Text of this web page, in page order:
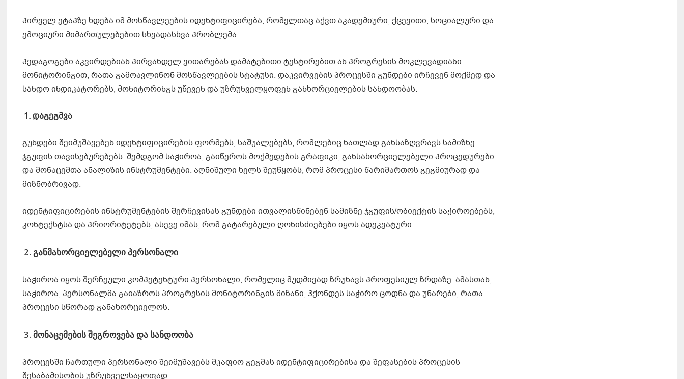
პირველ ეტაპზე ხდება იმ მოსწავლეების იდენტიფიცირება, რომელთაც აქვთ აკადემიური, ქცევითი, სოციალური და
ემოციური მიმართულებებით სხვადასხვა პრობლემა.
პედაგოგები აკვირდებიან პირვანდელ ვითარებას დამატებითი ტესტირებით ან პროგრესის მოკლევადიანი
მონიტორინგით, რათა გამოავლინონ მოსწავლეების სტატუსი. დაკვირვების პროცესში გუნდები ირჩევენ მოქმედ და
სანდო ინდიკატორებს, მონიტორინგს უწევენ და უზრუნველყოფენ განხორციელების სანდოობას.
1.დაგეგმვა
გუნდები შეიმუშავებენ იდენტიფიცირების ფორმებს, საშუალებებს, რომლებიც ნათლად განსაზღვრავს სამიზნე
ჯგუფის თავისებურებებს. შემდგომ საჭიროა, გაიწეროს მოქმედების გრაფიკი, განსახორციელებელი პროცედურები
და მონაცემთა ანალიზის ინსტრუმენტები. აღნიშული ხელს შეუწყობს, რომ პროცესი წარიმართოს გეგმიურად და
მიზნობრივად.
იდენტიფიცირების ინსტრუმენტების შერჩევისას გუნდები ითვალისწინებენ სამიზნე ჯგუფის/ობიექტის საჭიროებებს,
კონტექსტსა და პრიორიტეტებს, ასევე იმას, რომ გატარებული ღონისძიებები იყოს ადეკვატური.
განმახორციელებელიპერსონალი
საჭიროა იყოს შერჩეული კომპეტენტური პერსონალი, რომელიც მუდმივად ზრუნავს პროფესიულ ზრდაზე. ამასთან,
საჭიროა, პერსონალმა გაიაზროს პროგრესის მონიტორინგის მიზანი, ჰქონდეს საჭირო ცოდნა და უნარები, რათა
პროცესი სწორად განახორციელოს.
მონაცემებისშეგროვება და სანდოობა
პროცესში ჩართული პერსონალი შეიმუშავებს მკაფიო გეგმას იდენტიფიცირებისა და შეფასების პროცესის
შესაბამისობის უზრუნველსაყოფად.